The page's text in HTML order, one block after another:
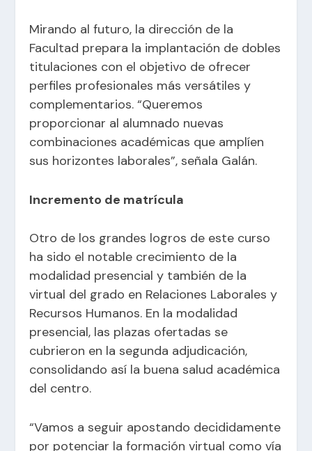
Mirando al futuro, la dirección de la
Facultad prepara la implantación de dobles
titulaciones con el objetivo de ofrecer
perfiles profesionales más versátiles y
complementarios. “Queremos
proporcionar al alumnado nuevas
combinaciones académicas que amplíen
sus horizontes laborales”, señala Galán.
Incremento de matrícula
Otro de los grandes logros de este curso
ha sido el notable crecimiento de la
modalidad presencial y también de la
virtual del grado en Relaciones Laborales y
Recursos Humanos. En la modalidad
presencial, las plazas ofertadas se
cubrieron en la segunda adjudicación,
consolidando así la buena salud académica
del centro.
“Vamos a seguir apostando decididamente
por potenciar la formación virtual como vía